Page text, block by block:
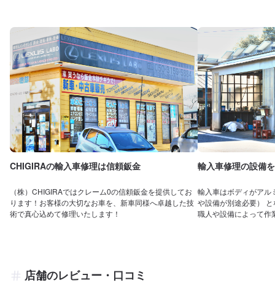
CHIGIRAの輸入車修理は信頼鈑金
（株）CHIGIRAではクレーム0の信頼鈑金を提供してお
ります！お客様の大切なお車を、新車同様へ卓越した技
術で真心込めて修理いたします！
輸入車修理の設備
輸入車はボディがアル
や設備が別途必要）
職人や設備によって作
店舗のレビュー・口コミ